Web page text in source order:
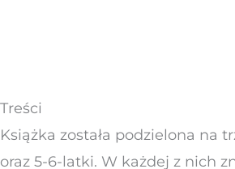
Treści
Książka została podzielona na